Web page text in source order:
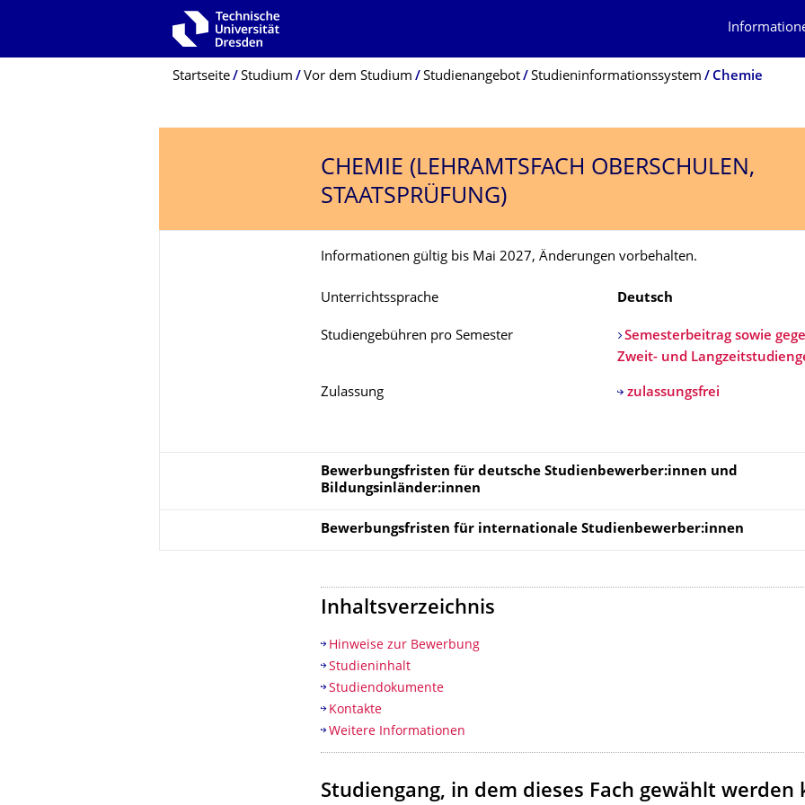
Zur Hauptnavigation springen
Breadcrumb-Menü
Startseite Studium Vor dem Studium Studienangebot Studieninformationssystem Chemie
CHEMIE (LEHRAMTSFACH OBERSCHULEN,
STAATSPRÜFUNG)
Informationen gültig bis Mai 2027, Änderungen vorbehalten.
Unterrichtssprache Deutsch
Studiengebühren pro Semester
Semesterbeitrag sowie
Zweit- und
Zulassung zulassungsfrei
Bewerbungsfristen für deutsche Studienbewerber:innen und
Bildungsinländer:innen
Bewerbungsfristen für internationale Studienbewerber:innen
Inhaltsverzeichnis
Hinweise zur Bewerbung
Studieninhalt
Studiendokumente
Kontakte
Weitere Informationen
Studiengang, in dem dieses Fach gewählt werden